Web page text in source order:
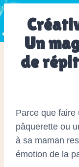
Un
de
Parce que faire
pâquerette ou
à sa maman
émotion de la